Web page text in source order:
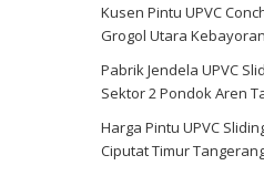
Kusen Pintu UPVC
Grogol Utara
Pabrik Jendela UPVC
Sektor 2 Pondok Aren
Harga Pintu UPVC
Ciputat Timur